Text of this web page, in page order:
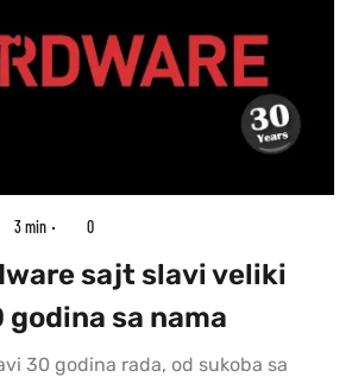
3 min 0
sajt slavi veliki
sa nama
30 godina rada, od sukoba sa